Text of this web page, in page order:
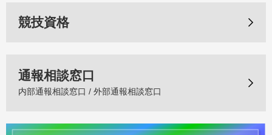
競技資格
通報相談窓口
内部通報相談窓口 / 外部通報相談窓口